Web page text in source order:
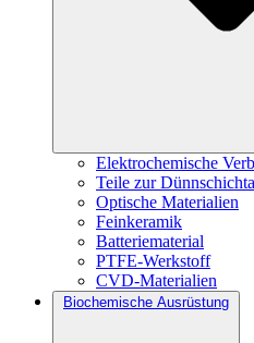
Elektrochemische
Teile zur
Optische Materialien
Feinkeramik
Batteriematerial
PTFE-Werkstoff
CVD-Materialien
Biochemische Ausrüstung